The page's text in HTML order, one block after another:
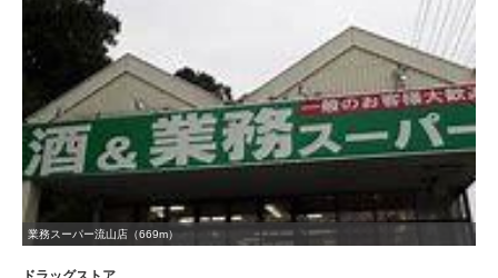
業務スーパー流山店（669m）